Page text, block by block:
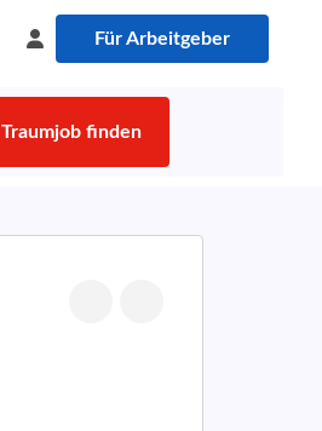
Für Arbeitgeber
Traumjob finden